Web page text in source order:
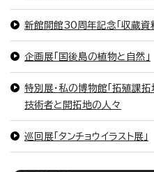
新館開館30周年記念「収蔵資
企画展「国後島の植物と自然」
特別展・私の博物館「拓殖課
技術者と開拓地の人々
巡回展「タンチョウイラスト展」